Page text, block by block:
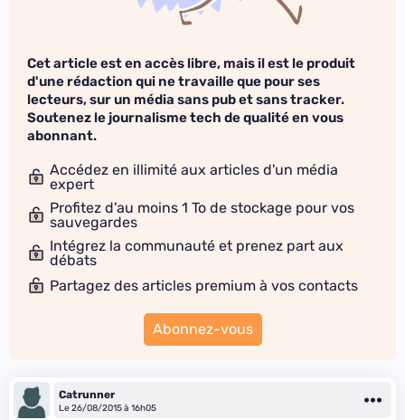
Cet article est en accès libre, mais il est le produit
d'une rédaction qui ne travaille que pour ses
lecteurs, sur un média sans pub et sans tracker.
Soutenez le journalisme tech de qualité en vous
abonnant.
Accédez en illimité aux articles d'un média
expert
Profitez d'au moins 1 To de stockage pour vos
sauvegardes
Intégrez la communauté et prenez part aux
débats
Partagez des articles premium à vos contacts
Abonnez-vous
Catrunner
Le 26/08/2015 à 16h05